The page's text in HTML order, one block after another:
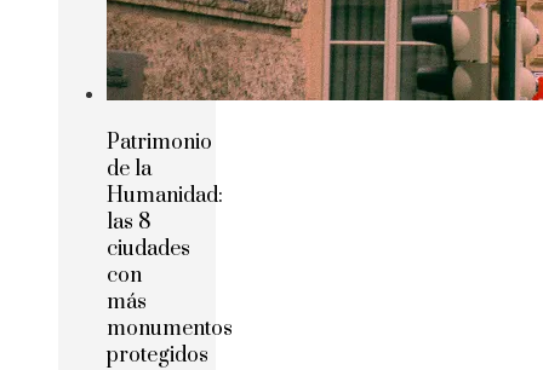
Patrimonio
de la
Humanidad:
las 8
ciudades
con
más
monumentos
protegidos